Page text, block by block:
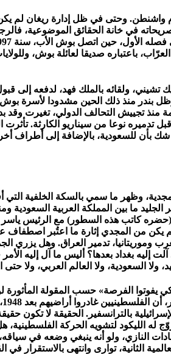
واشنطن. وحتى في ظل إدارة ريغان لم
في خانة الحقائق الموضوعية،
باعتباره صديقا لعائلة بوش،
تشيني، ولقائه بالملك فهد، لدفعه
بندر منذ ذلك الحين مشدودا لأسرة
منذ تجييش التحالف الدولي، تغيرت
تدميره نوعا من سيناريو الكارثة.
شك بأن للسعودية، بالإضافة إلى
مجدية، وظهر ما سمي بالسكة الخلفية
1993، ما بعث رسالة قوية في كسر الجليد ما بين
(حضره كاتب هذه السطور) مع الرئيس
يكن من المجدي إثارة ما اعتُبر
وموريتانيا، تدمير العراق. وهل يزري
إليه بغداد بعدها؟ أليس ما آل إليه
السعودية، ولا العالم العربي، ولا حتى
الفرصة» حسب المقولة المأثورة
بالترانسفير. الحقيقة لا
له الليكود لتشويه الحركة
ولو أنه ينبغي وضعه في سياقه،
الثانية، توارى وانتهى بالاستقرار